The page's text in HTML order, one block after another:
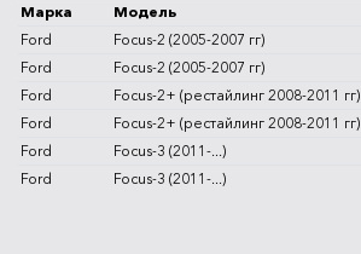
Марка Модель
Ford
Focus-2 (2005-2007 гг)
Ford
Focus-2 (2005-2007 гг)
Ford
Focus-2+ (рестайлинг 2008-2011 гг)
Ford
Focus-2+ (рестайлинг 2008-2011 гг)
Ford
Focus-3 (2011-...)
Ford
Focus-3 (2011-...)